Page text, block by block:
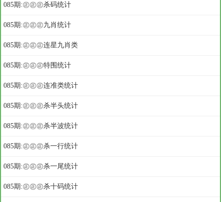
085期:㊣㊣㊣杀码统计
085期:㊣㊣㊣九肖统计
085期:㊣㊣㊣连星九肖类
085期:㊣㊣㊣特围统计
085期:㊣㊣㊣连准类统计
085期:㊣㊣㊣杀半头统计
085期:㊣㊣㊣杀半波统计
085期:㊣㊣㊣杀一行统计
085期:㊣㊣㊣杀一尾统计
085期:㊣㊣㊣杀十码统计